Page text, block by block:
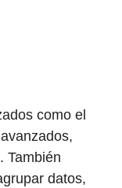
como el
También
datos,